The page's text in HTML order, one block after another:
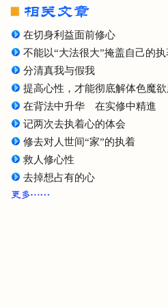
在切身利益面前修心
不能以“大法很大”掩盖自己的执
分清真我与假我
提高心性，才能彻底解体色魔
在背法中升华 在实修中精進
记两次去执着心的体会
修去对人世间“家”的执着
救人修心性
去掉想占有的心